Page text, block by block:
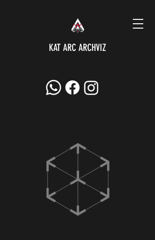
KAT ARC ARCHVIZ